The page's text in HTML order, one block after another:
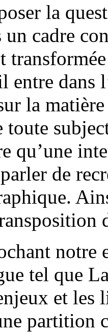
la
cadre
entre dans
la
toute
qu’une
de
notre
tel que
et les
partition